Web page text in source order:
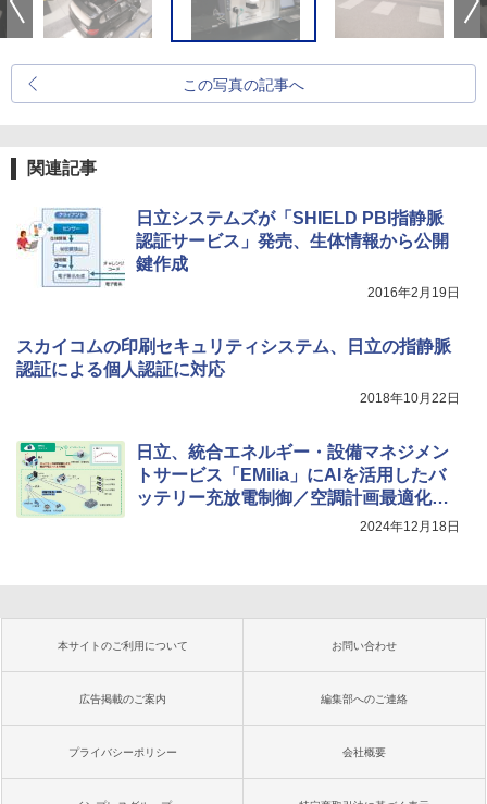
この写真の記事へ
関連記事
日立システムズが「SHIELD PBI指静脈
認証サービス」発売、生体情報から公開
鍵作成
2016年2月19日
スカイコムの印刷セキュリティシステム、日立の指静脈
認証による個人認証に対応
2018年10月22日
日立、統合エネルギー・設備マネジメン
トサービス「EMilia」にAIを活用したバ
ッテリー充放電制御／空調計画最適化ソ
2024年12月18日
本サイトのご利用について お問い合わせ
広告掲載のご案内 編集部へのご連絡
プライバシーポリシー 会社概要